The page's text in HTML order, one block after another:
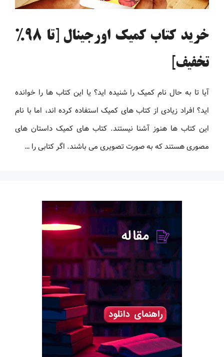
خرید کتاب کمیک اورجینال [تا 98%
تخفیف]
آیا تا به حال نام کمیک را شنیده اید؟ یا این کتاب ها را خوانده
اید؟ افراد زیادی از کتاب های کمیک استفاده کرده اند، اما با نام
این کتاب ها هنوز آشنا نیستند. کتاب های کمیک داستان های
مصوری هستند که به صورت تصویری می باشند. اگر کتابی را …